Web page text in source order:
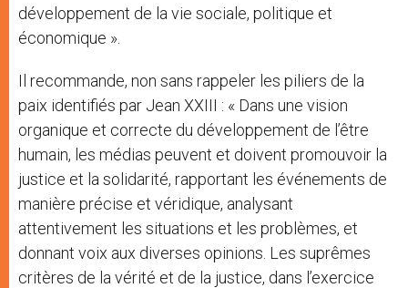
développement de la vie sociale, politique et
économique ».
Il recommande, non sans rappeler les piliers de la
paix identifiés par Jean XXIII : « Dans une vision
organique et correcte du développement de l’être
humain, les médias peuvent et doivent promouvoir la
justice et la solidarité, rapportant les événements de
manière précise et véridique, analysant
attentivement les situations et les problèmes, et
donnant voix aux diverses opinions. Les suprêmes
critères de la vérité et de la justice, dans l’exercice